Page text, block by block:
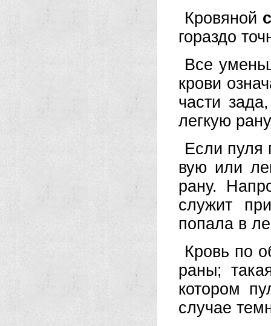
Кровяной
гораздо
Все
крови
части
легкую
Если пуля
вую или
рану.
служит
попала в
Кровь по
раны;
котором
случае